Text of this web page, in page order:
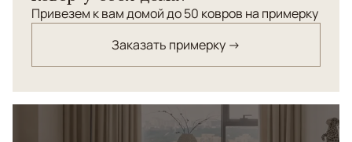
Привезем к вам домой до 50 ковров на примерку
Заказать примерку →